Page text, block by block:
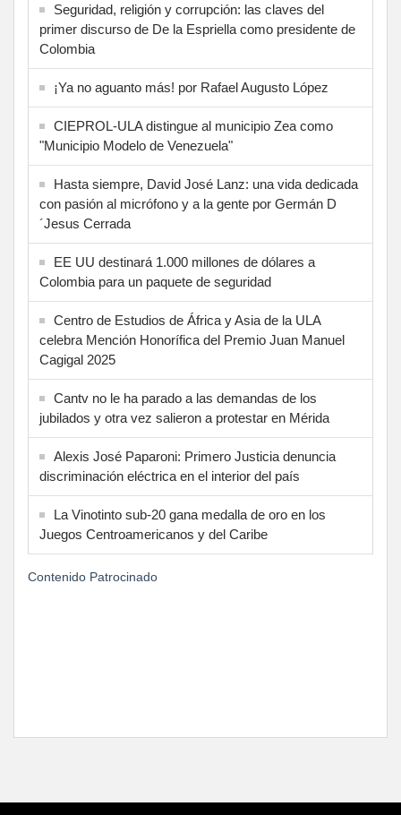
Seguridad, religión y corrupción: las claves del
primer discurso de De la Espriella como presidente de
Colombia
¡Ya no aguanto más! por Rafael Augusto López
CIEPROL-ULA distingue al municipio Zea como
"Municipio Modelo de Venezuela"
Hasta siempre, David José Lanz: una vida dedicada
con pasión al micrófono y a la gente por Germán D
´Jesus Cerrada
EE UU destinará 1.000 millones de dólares a
Colombia para un paquete de seguridad
Centro de Estudios de África y Asia de la ULA
celebra Mención Honorífica del Premio Juan Manuel
Cagigal 2025
Cantv no le ha parado a las demandas de los
jubilados y otra vez salieron a protestar en Mérida
Alexis José Paparoni: Primero Justicia denuncia
discriminación eléctrica en el interior del país
La Vinotinto sub-20 gana medalla de oro en los
Juegos Centroamericanos y del Caribe
Contenido Patrocinado